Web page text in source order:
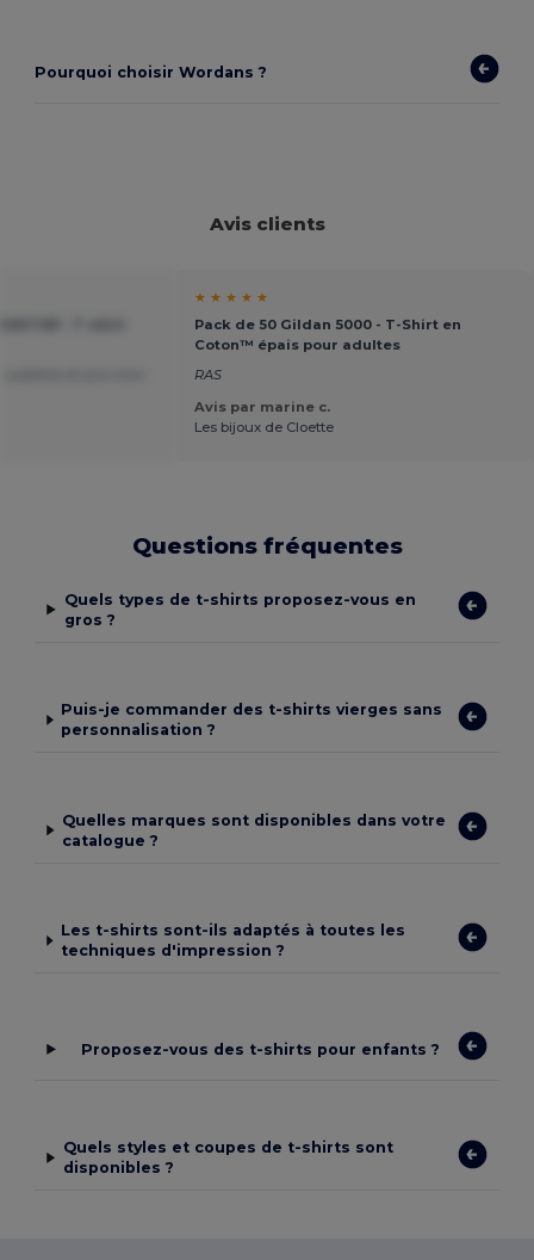
Pourquoi choisir Wordans ?
Avis clients
★ ★ ★ ★ ★
Pack de 50 Gildan 5000 - T-Shirt en
Coton™ épais pour adultes
RAS
Avis par marine c.
Les bijoux de Cloette
Questions fréquentes
Quels types de t-shirts proposez-vous en
gros ?
Puis-je commander des t-shirts vierges sans
personnalisation ?
Quelles marques sont disponibles dans votre
catalogue ?
Les t-shirts sont-ils adaptés à toutes les
techniques d'impression ?
Proposez-vous des t-shirts pour enfants ?
Quels styles et coupes de t-shirts sont
disponibles ?